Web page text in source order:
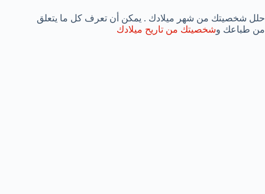
حلل شخصيتك من شهر ميلادك . يمكن أن تعرف كل ما يتعلق
من طباعك وشخصيتك من تاريح ميلادك